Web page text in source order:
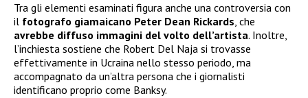
Tra gli elementi esaminati figura anche una controversia con
il fotografo giamaicano Peter Dean Rickards, che
avrebbe diffuso immagini del volto dell’artista. Inoltre,
l’inchiesta sostiene che Robert Del Naja si trovasse
effettivamente in Ucraina nello stesso periodo, ma
accompagnato da un’altra persona che i giornalisti
identificano proprio come Banksy.